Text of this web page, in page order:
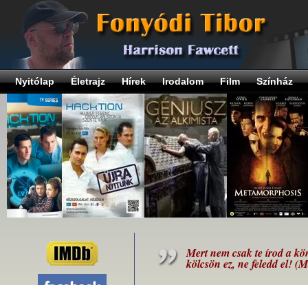
Nyitólap Életrajz Hírek Irodalom Film Színház
Mert nem csak te írod a
kölcsön ez, ne feledd el!